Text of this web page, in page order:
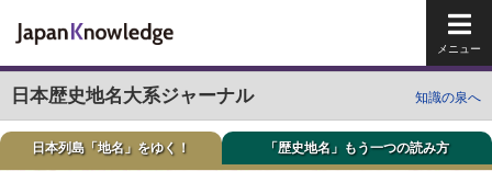
日本歴史地名大系ジャーナル 知識の泉へ
日本列島「地名」をゆく！ 「歴史地名」もう一つの読み方